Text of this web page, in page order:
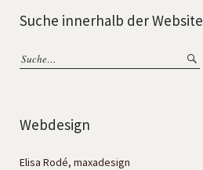
Suche innerhalb der Website
Webdesign
Elisa Rodé, maxadesign